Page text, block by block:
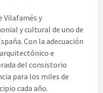
Vilafamés y
y cultural de uno de
Con la adecuación
e
del consistorio
para los miles de
cada año.